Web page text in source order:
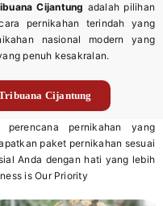
Cijantung adalah pilihan
pernikahan terindah yang
nasional modern yang
penuh kesakralan.
Cijantung
perencana pernikahan yang
paket pernikahan sesuai
Anda dengan hati yang lebih
is Our Priority